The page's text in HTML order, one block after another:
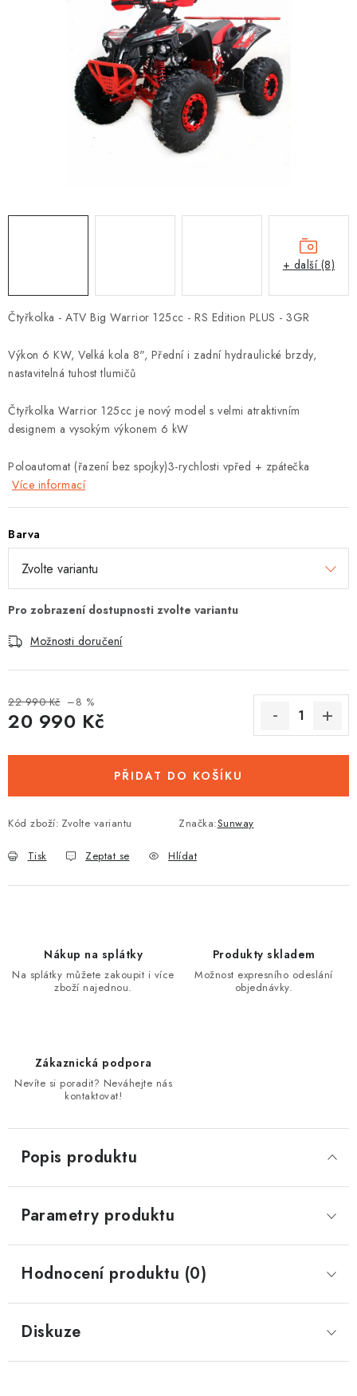
NÁPLNĚ A KAPALINY
NÁHRADNÍ DÍLY
Moje objednávka Kontakt
Reklamace a vrácení zboží
Návody na montáž
Čtyřkolka - ATV Big Warrior 125cc - RS Edition PLUS - 3GR
Výkon 6 KW, Velká kola 8", Přední i zadní hydraulické brzdy,
nastavitelná tuhost tlumičů
Čtyřkolka Warrior 125cc je nový model s velmi atraktivním
designem a vysokým výkonem 6 kW
Poloautomat (řazení bez spojky)3-rychlosti vpřed + zpátečka
Více informací
Barva
Možnosti doručení
22 990 Kč –8 %
20 990 Kč
PŘIDAT DO KOŠÍKU
Kód zboží: Zvolte variantu Značka:Sunway
Tisk Zeptat se Hlídat
+ další (8)
Nákup na splátky
Na splátky můžete zakoupit i více
zboží najednou.
Produkty skladem
Možnost expresního odeslání
objednávky.
Zákaznická podpora
Nevíte si poradit? Neváhejte nás
kontaktovat!
Popis produktu
Parametry produktu
Hodnocení produktu (0)
Diskuze